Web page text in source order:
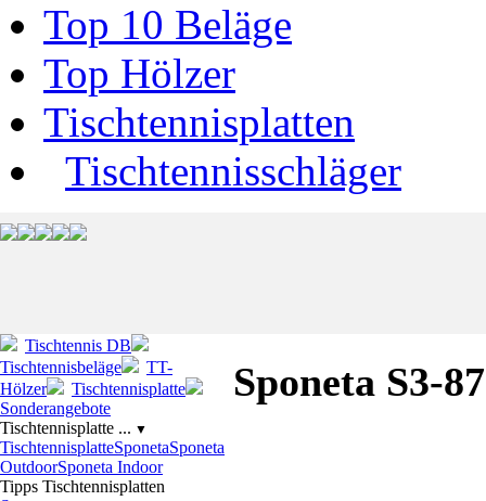
Top 10 Beläge
Top Hölzer
Tischtennisplatten
Tischtennisschläger
Tischtennis DB
Tischtennisbeläge
TT-
Hölzer
Tischtennisplatte
Sonderangebote
Tischtennisplatte ... ▼
TischtennisplatteSponetaSponeta
OutdoorSponeta Indoor
Tipps Tischtennisplatten
Sponeta S3-